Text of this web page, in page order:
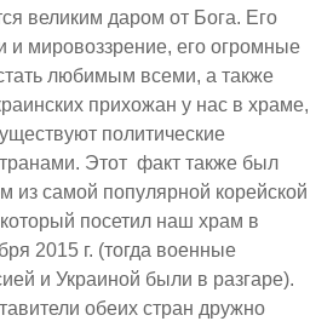
великим даром от Бога. Его
и мировоззрение, его огромные
любимым всеми, а также
прихожан у нас в храме,
политические
Этот факт также был
из самой популярной корейской
посетил наш храм в
2015 г. (тогда военные
и Украиной были в разгаре).
обеих стран дружно